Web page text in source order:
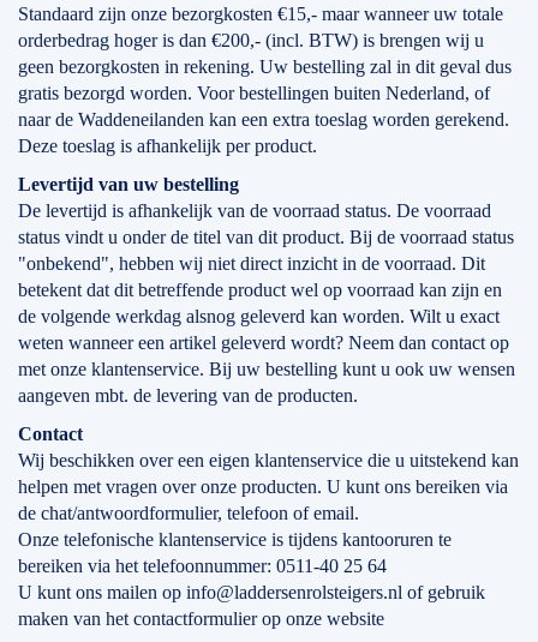
Standaard zijn onze bezorgkosten €15,- maar wanneer uw totale
orderbedrag hoger is dan €200,- (incl. BTW) is brengen wij u
geen bezorgkosten in rekening. Uw bestelling zal in dit geval dus
gratis bezorgd worden. Voor bestellingen buiten Nederland, of
naar de Waddeneilanden kan een extra toeslag worden gerekend.
Deze toeslag is afhankelijk per product.
Levertijd van uw bestelling
De levertijd is afhankelijk van de voorraad status. De voorraad
status vindt u onder de titel van dit product. Bij de voorraad status
"onbekend", hebben wij niet direct inzicht in de voorraad. Dit
betekent dat dit betreffende product wel op voorraad kan zijn en
de volgende werkdag alsnog geleverd kan worden. Wilt u exact
weten wanneer een artikel geleverd wordt? Neem dan contact op
met onze klantenservice. Bij uw bestelling kunt u ook uw wensen
aangeven mbt. de levering van de producten.
Contact
Wij beschikken over een eigen klantenservice die u uitstekend kan
helpen met vragen over onze producten. U kunt ons bereiken via
de chat/antwoordformulier, telefoon of email.
Onze telefonische klantenservice is tijdens kantooruren te
bereiken via het telefoonnummer: 0511-40 25 64
U kunt ons mailen op info@laddersenrolsteigers.nl of gebruik
maken van het contactformulier op onze website